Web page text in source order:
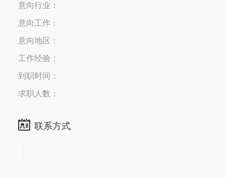
意向行业：
意向工作：
意向地区：
工作经验：
到职时间：
求职人数：
联系方式